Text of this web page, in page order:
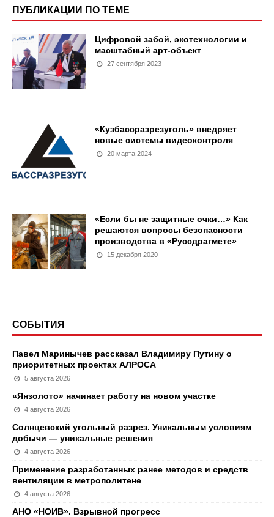
ПУБЛИКАЦИИ ПО ТЕМЕ
Цифровой забой, экотехнологии и
масштабный арт-объект
27 сентября 2023
«Кузбассразрезуголь» внедряет
новые системы видеоконтроля
20 марта 2024
«Если бы не защитные очки…» Как
решаются вопросы безопасности
производства в «Руссдрагмете»
15 декабря 2020
СОБЫТИЯ
Павел Маринычев рассказал Владимиру Путину о
приоритетных проектах АЛРОСА
5 августа 2026
«Янзолото» начинает работу на новом участке
4 августа 2026
Солнцевский угольный разрез. Уникальным условиям
добычи — уникальные решения
4 августа 2026
Применение разработанных ранее методов и средств
вентиляции в метрополитене
4 августа 2026
АНО «НОИВ». Взрывной прогресс